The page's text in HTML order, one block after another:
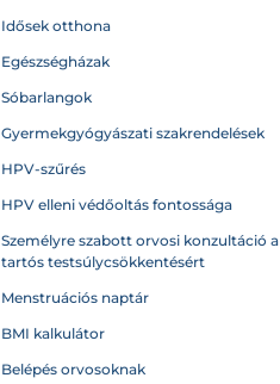
Idősek otthona
Egészségházak
Sóbarlangok
Gyermekgyógyászati szakrendelések
HPV-szűrés
HPV elleni védőoltás fontossága
Személyre szabott orvosi konzultáció a
tartós testsúlycsökkentésért
Menstruációs naptár
BMI kalkulátor
Belépés orvosoknak